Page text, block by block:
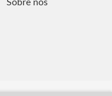
Sobre nós